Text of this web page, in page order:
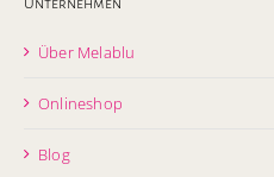
Unternehmen
Über Melablu
Onlineshop
Blog